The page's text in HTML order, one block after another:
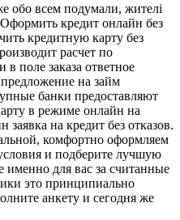
всем подумали, жителі
Оформить кредит онлайн без
кредитную карту без
расчет по
поле заказа ответное
на займ
банки предоставляют
в режиме онлайн на
на кредит без отказов.
комфортно оформляем
и подберите лучшую
для вас за считанные
это принципиально
анкету и сегодня же